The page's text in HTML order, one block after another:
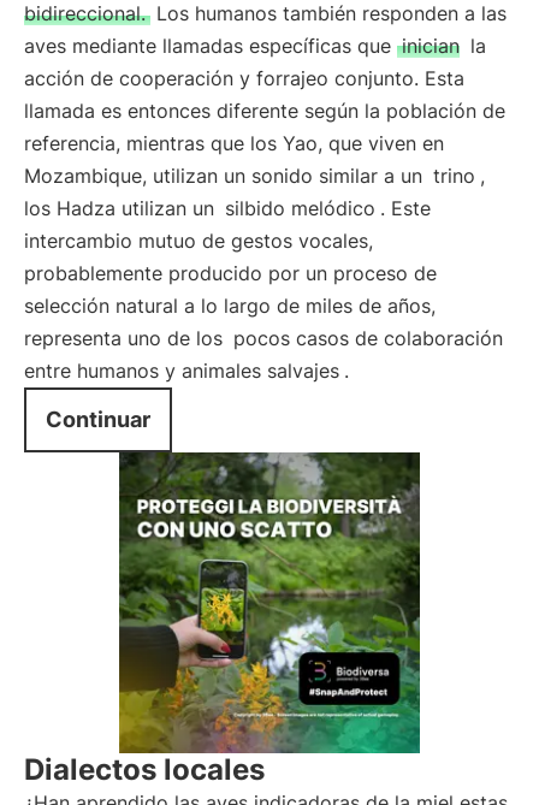
bidireccional. Los humanos también responden a las
aves mediante llamadas específicas que inician la
acción de cooperación y forrajeo conjunto. Esta
llamada es entonces diferente según la población de
referencia, mientras que los Yao, que viven en
Mozambique, utilizan un sonido similar a un trino ,
los Hadza utilizan un silbido melódico . Este
intercambio mutuo de gestos vocales,
probablemente producido por un proceso de
selección natural a lo largo de miles de años,
representa uno de los pocos casos de colaboración
entre humanos y animales salvajes .
Continuar
Dialectos locales